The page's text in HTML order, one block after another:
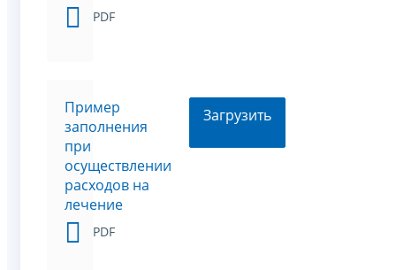
PDF
Пример
заполнения
при
осуществлении
расходов на
лечение
PDF
Загрузить